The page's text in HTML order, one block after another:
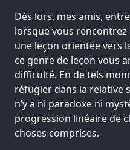
Dès lors, mes amis,
lorsque vous rencontrez
une leçon orientée vers
ce genre de leçon vous
difficulté. En de tels
réfugier dans la relative
n’y a ni paradoxe ni
progression linéaire de
choses comprises.